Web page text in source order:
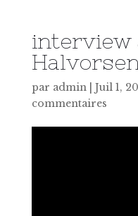
interview
Halvorsen
par admin| Juil 1,
commentaires